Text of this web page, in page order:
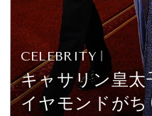
「The SPUR Club」。便
めます。
ログイン
CELEBRITY
キャサリン皇太
イヤモンドが